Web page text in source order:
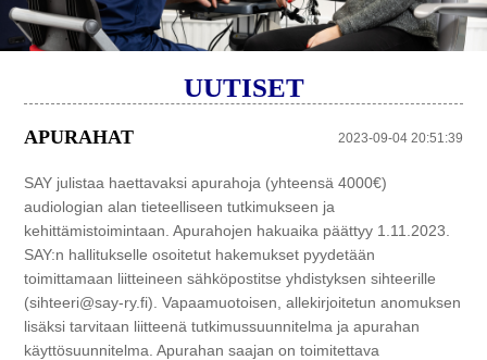
UUTISET
2023-09-04 20:51:39
APURAHAT
SAY julistaa haettavaksi apurahoja (yhteensä 4000€)
audiologian alan tieteelliseen tutkimukseen ja
kehittämistoimintaan. Apurahojen hakuaika päättyy 1.11.2023.
SAY:n hallitukselle osoitetut hakemukset pyydetään
toimittamaan liitteineen sähköpostitse yhdistyksen sihteerille
(sihteeri@say-ry.fi). Vapaamuotoisen, allekirjoitetun anomuksen
lisäksi tarvitaan liitteenä tutkimussuunnitelma ja apurahan
käyttösuunnitelma. Apurahan saajan on toimitettava